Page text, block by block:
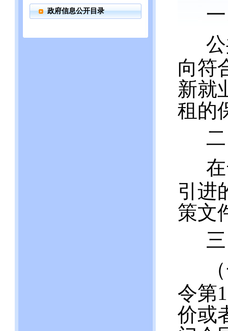
政府信息公开目录
向符
新就
租的
引进
策文
令第
价或